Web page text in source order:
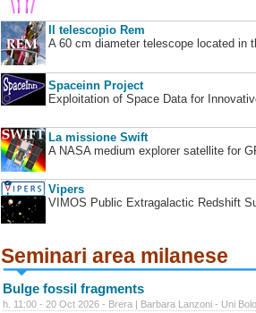
Il telescopio Rem
A 60 cm diameter telescope located in
Spaceinn Project
Exploitation of Space Data for
La missione Swift
A NASA medium explorer satellite for
Vipers
VIMOS Public Extragalactic Redshift
Seminari area milanese
Bulge fossil fragments
h. 11:00 - 20 Oct 2026 - Brera | Barbara Lanzoni - Uni